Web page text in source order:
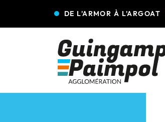
DE L'ARMOR À L'ARGOAT